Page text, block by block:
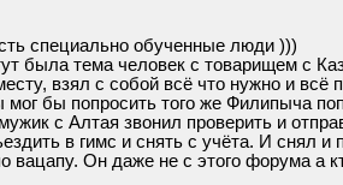
специально обученные люди )))
была тема человек с товарищем с
взял с собой всё что нужно и
мог бы попросить того же Филипыча
с Алтая звонил проверить и
в гимс и снять с учёта. И снял и
вацапу. Он даже не с этого форума а